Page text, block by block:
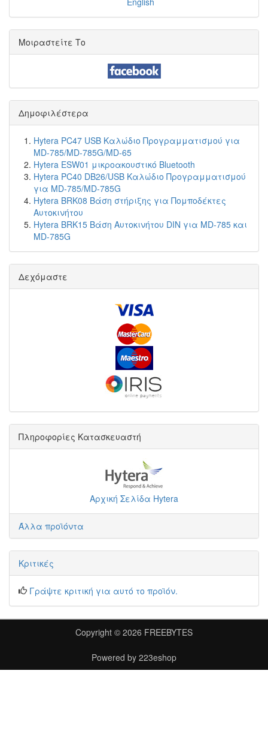
Μοιραστείτε Το
Δημοφιλέστερα
Hytera PC47 USB Καλώδιο Προγραμματισμού για
MD-785/MD-785G/MD-65
Hytera ESW01 μικροακουστικό Bluetooth
Hytera PC40 DB26/USB Καλώδιο Προγραμματισμού
για MD-785/MD-785G
Hytera BRK08 Βάση στήριξης για Πομποδέκτες
Αυτοκινήτου
Hytera BRK15 Βάση Αυτοκινήτου DIN για MD-785 και
MD-785G
Δεχόμαστε
Πληροφορίες Κατασκευαστή
Αρχική Σελίδα Hytera
Άλλα προϊόντα
Κριτικές
Γράψτε κριτική για αυτό το προϊόν.
Copyright © 2026 FREEBYTES
Powered by 223eshop